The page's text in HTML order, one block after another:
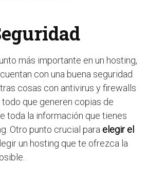
más importante en un hosting,
con una buena seguridad
cosas con antivirus y firewalls
que generen copias de
toda la información que tienes
Otro punto crucial paraelegir el
un hosting que te ofrezca la